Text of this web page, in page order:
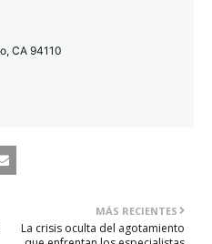
CA 94110
MÁS RECIENTES
La crisis oculta del agotamiento